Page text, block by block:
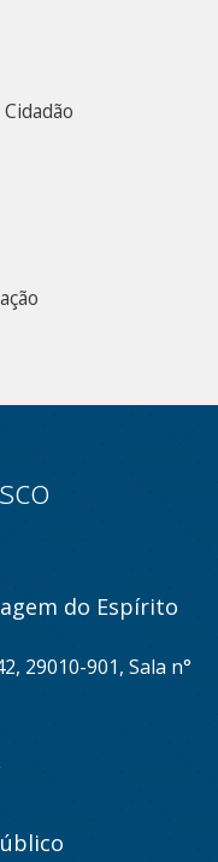
do Espírito
29010-901, Sala n°